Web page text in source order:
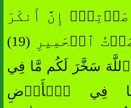
إِنَّ أَنكَرَ
ٱلۡأَصۡوَٰتِ لَصَوۡتُ ٱلۡحَمِيرِ (19)
سَخَّرَ لَكُم مَّا فِي
فِي ٱلۡأَرۡضِ